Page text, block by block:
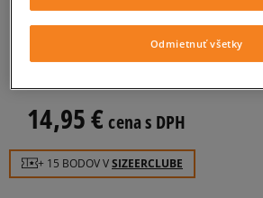
O'NEILL ŠÁL AC MAFIA
14,95€ cena s DPH
+ 15 BODOV VSIZEERCLUBE
Odmietnuť všetky